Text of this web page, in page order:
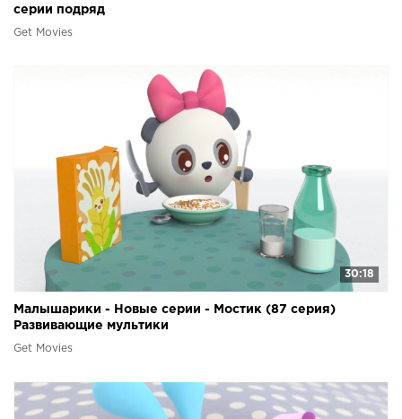
серии подряд
Get Movies
30:18
Малышарики - Новые серии - Мостик (87 серия)
Развивающие мультики
Get Movies